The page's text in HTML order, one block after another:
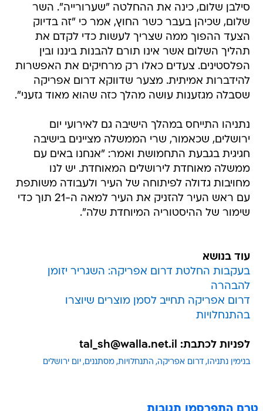
סילבן שלום, כינה את ההחלטה "שערורייה". השר
שלום, שכיהן בעבר כשר החוץ, אמר כי "זה בדיוק
הצעד ההפוך ממה שצריך לעשות כדי לקדם את
תהליך השלום אשר אינו תורם להבנות ביננו ובין
הפלסטינים. צעדים כאלו רק מרחיקים את האפשרות
להידברות אמיתית. מצער שדווקא דרום אפריקה
שסבלה מגזענות עושה מהלך כזה שהוא מאוד גזעני".
נתניהו התייחס במהלך הישיבה גם לאירועי יום
ירושלים, שכאמור, שרי הממשלה מציינים בישיבה
חגיגית בגבעת התחמושת ואמר: "אנחנו באים עם
ממשלה מאוחדת לירושלים המאוחדת. יש לנו
מחויבות גדולה לפיתוחה של העיר ולעבודה משותפת
עם ראש העיר להזניק את העיר למאה ה-21 תוך כדי
שימור של ההיסטוריה המיוחדת שלה".
עוד בנושא
בעקבות החלטת דרום אפריקה: השגריר יזומן
להבהרה
דרום אפריקה תחייב לסמן מוצרים שיוצרו
בהתנחלויות
לפניות לכתבת: tal_sh@walla.net.il
בנימין נתניהו דרום אפריקה התנחלויות מסתננים יום ירושלים